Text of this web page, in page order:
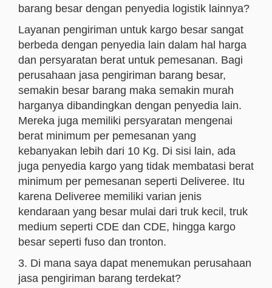
barang besar dengan penyedia logistik lainnya?
Layanan pengiriman untuk kargo besar sangat
berbeda dengan penyedia lain dalam hal harga
dan persyaratan berat untuk pemesanan. Bagi
perusahaan jasa pengiriman barang besar,
semakin besar barang maka semakin murah
harganya dibandingkan dengan penyedia lain.
Mereka juga memiliki persyaratan mengenai
berat minimum per pemesanan yang
kebanyakan lebih dari 10 Kg. Di sisi lain, ada
juga penyedia kargo yang tidak membatasi berat
minimum per pemesanan seperti Deliveree. Itu
karena Deliveree memiliki varian jenis
kendaraan yang besar mulai dari truk kecil, truk
medium seperti CDE dan CDE, hingga kargo
besar seperti fuso dan tronton.
3. Di mana saya dapat menemukan perusahaan
jasa pengiriman barang terdekat?